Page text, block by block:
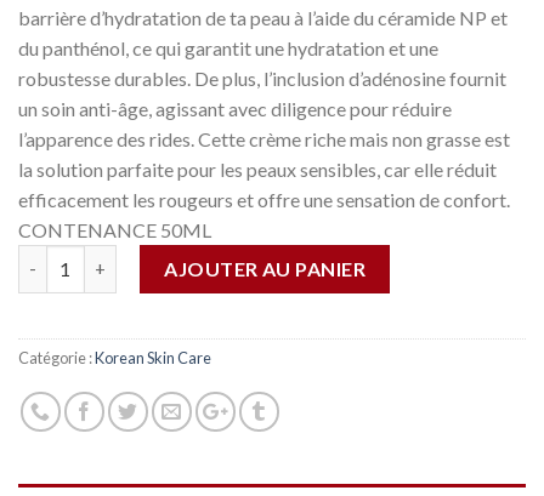
barrière d’hydratation de ta peau à l’aide du céramide NP et
du panthénol, ce qui garantit une hydratation et une
robustesse durables. De plus, l’inclusion d’adénosine fournit
un soin anti-âge, agissant avec diligence pour réduire
l’apparence des rides. Cette crème riche mais non grasse est
la solution parfaite pour les peaux sensibles, car elle réduit
efficacement les rougeurs et offre une sensation de confort.
CONTENANCE 50ML
AJOUTER AU PANIER
Catégorie :Korean Skin Care